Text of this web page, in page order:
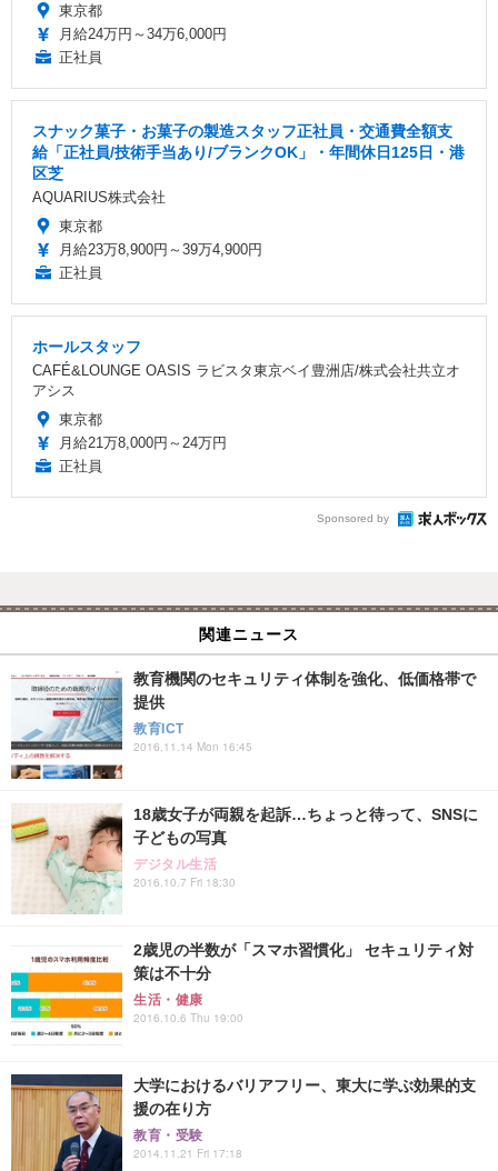
東京都
月給24万円～34万6,000円
正社員
スナック菓子・お菓子の製造スタッフ正社員・交通費全額支
給「正社員/技術手当あり/ブランクOK」・年間休日125日・港
区芝
AQUARIUS株式会社
東京都
月給23万8,900円～39万4,900円
正社員
ホールスタッフ
CAFÉ&LOUNGE OASIS ラビスタ東京ベイ豊洲店/株式会社共立オ
アシス
東京都
月給21万8,000円～24万円
正社員
Sponsored by
関連ニュース
教育機関のセキュリティ体制を強化、低価格帯で
提供
教育ICT
2016.11.14 Mon 16:45
18歳女子が両親を起訴…ちょっと待って、SNSに
子どもの写真
デジタル生活
2016.10.7 Fri 18:30
2歳児の半数が「スマホ習慣化」 セキュリティ対
策は不十分
生活・健康
2016.10.6 Thu 19:00
大学におけるバリアフリー、東大に学ぶ効果的支
援の在り方
教育・受験
2014.11.21 Fri 17:18